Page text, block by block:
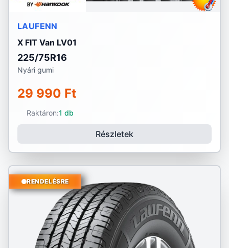
LAUFENN
X FIT Van LV01
225/75R16
Nyári gumi
29 990 Ft
Raktáron:1 db
Részletek
RENDELÉSRE